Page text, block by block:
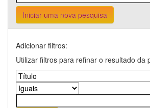
Iniciar uma nova pesquisa
Adicionar filtros:
Utilizar filtros para refinar o resultado da